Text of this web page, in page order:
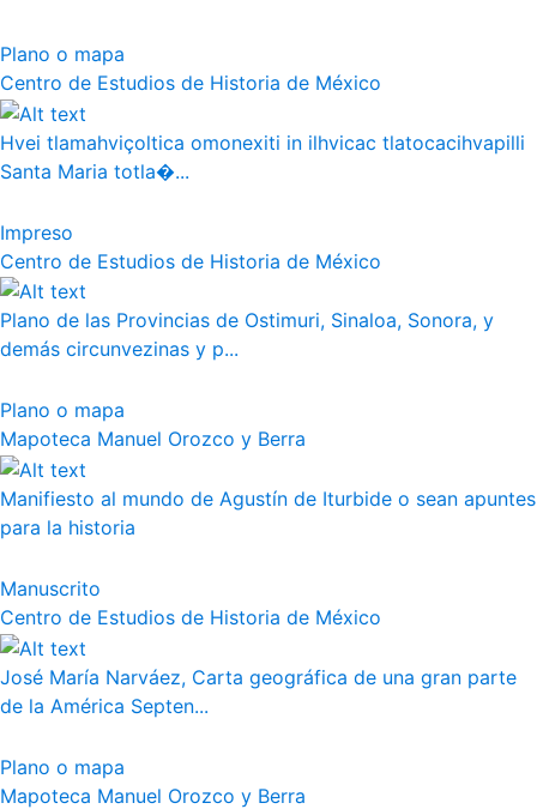
Plano o mapa
Centro de Estudios de Historia de México
Hvei tlamahviçoltica omonexiti in ilhvicac tlatocacihvapilli
Santa Maria totla�...
Impreso
Centro de Estudios de Historia de México
Plano de las Provincias de Ostimuri, Sinaloa, Sonora, y
demás circunvezinas y p...
Plano o mapa
Mapoteca Manuel Orozco y Berra
Manifiesto al mundo de Agustín de Iturbide o sean apuntes
para la historia
Manuscrito
Centro de Estudios de Historia de México
José María Narváez, Carta geográfica de una gran parte
de la América Septen...
Plano o mapa
Mapoteca Manuel Orozco y Berra